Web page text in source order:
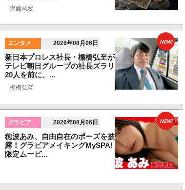
齊藤武宏
エンタメ 2026年08月06日
新日本プロレス社長・棚橋弘至が
テレビ朝日グループの社長ズラリ
20人を前に、...
棚橋弘至
NEW!
グラビア 2026年08月06日
穂波あみ、自由自在のポーズを披
露！グラビアメイキングMySPA!
限定ムービ...
NEW!